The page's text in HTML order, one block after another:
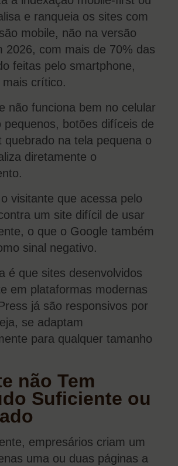
e ranqueia os sites com
mobile, não na versão
2026, com mais de 70% das
feitas pelo smartphone,
crítico.
não funciona bem no celular
pequenos, botões difíceis de
quebrado na tela pequena o
diretamente o
visitante que acessa pelo
um site difícil de usar
o que o Google também
sinal negativo.
é que sites desenvolvidos
em plataformas modernas
já são responsivos por
se adaptam
para qualquer tamanho
não Tem
Suficiente ou
empresários criam um
uma ou duas páginas a